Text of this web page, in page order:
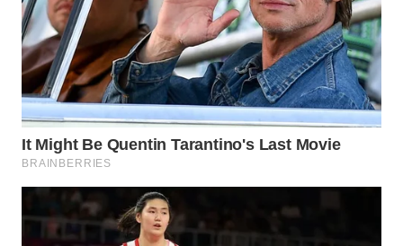
WN
TAPANULI
UTARA
WN
SAMOSIR
WN
LAWAS